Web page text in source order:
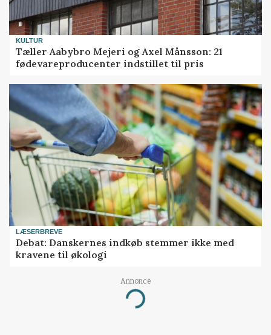
KULTUR
Tæller Aabybro Mejeri og Axel Månsson: 21
fødevareproducenter indstillet til pris
LÆSERBREVE
Debat: Danskernes indkøb stemmer ikke med
kravene til økologi
Annonce
Loading...